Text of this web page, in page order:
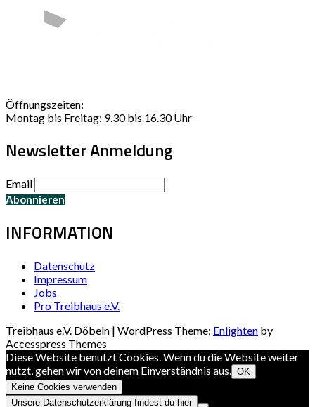
Öffnungszeiten:
Montag bis Freitag: 9.30 bis 16.30 Uhr
Newsletter Anmeldung
Email
INFORMATION
Datenschutz
Impressum
Jobs
Pro Treibhaus e.V.
Treibhaus e.V. Döbeln | WordPress Theme: Enlighten by
Accesspress Themes
Diese Website benutzt Cookies. Wenn du die Website weiter
nutzt, gehen wir von deinem Einverständnis aus. OK
Keine Cookies verwenden
Unsere Datenschutzerklärung findest du hier